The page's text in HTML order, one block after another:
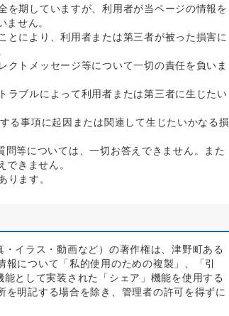
を期していますが、利用者が当ページの情報を
せん。
とにより、利用者または第三者が被った損害に
トメッセージ等について一切の責任を負いま
ラブルによって利用者または第三者に生じたい
る事項に起因または関連して生じたいかなる損
等については、一切お答えできません。また
きません。
ります。
イラス・動画など）の著作権は、津野町ある
について「私的使用のための複製」、「引
として実装された「シェア」機能を使用する
明記する場合を除き、管理者の許可を得ずに